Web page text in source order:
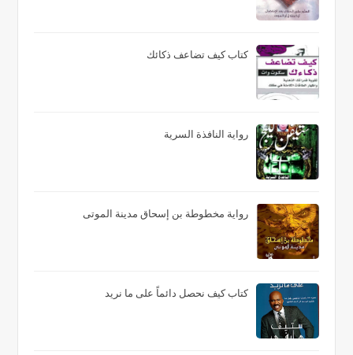
كتاب كيف تضاعف ذكائك
رواية النافذة السرية
رواية مخطوطة بن إسحاق مدينة الموتى
كتاب كيف نحصل دائماً على ما نريد